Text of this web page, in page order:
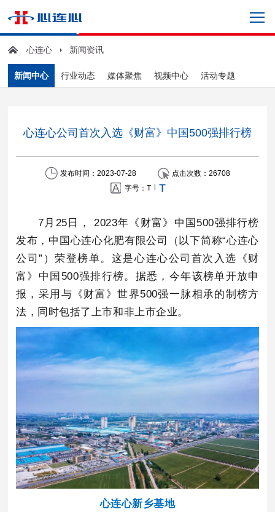
心连心 新闻资讯
新闻中心 行业动态 媒体聚焦 视频中心 活动专题
心连心公司首次入选《财富》中国500强排行榜
发布时间：2023-07-28 点击次数： 26708
字号： T | T
7月25日， 2023年《财富》中国500强排行榜
发布，中国心连心化肥有限公司（以下简称“心连心
公司”）荣登榜单。这是心连心公司首次入选《财
富》中国500强排行榜。据悉，今年该榜单开放申
报，采用与《财富》世界500强一脉相承的制榜方
法，同时包括了上市和非上市企业。
心连心新乡基地